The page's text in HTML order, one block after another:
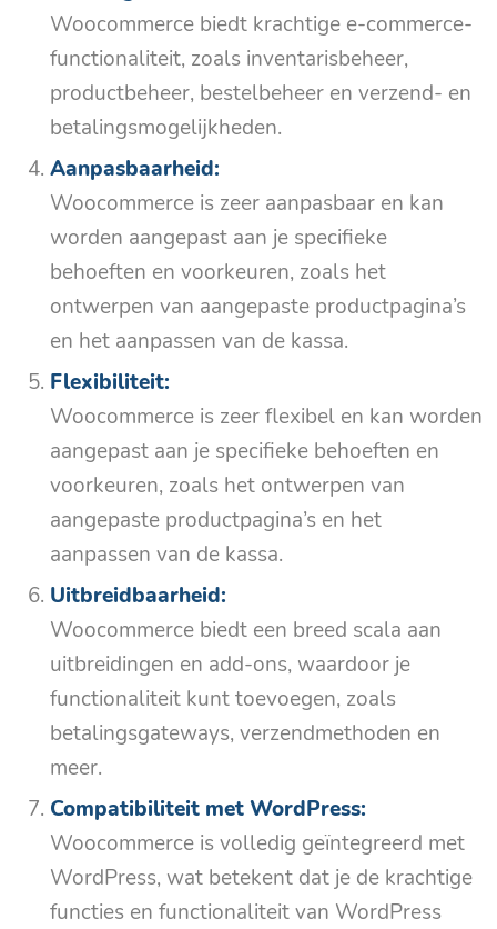
Woocommerce biedt krachtige e-commerce-
functionaliteit, zoals inventarisbeheer,
productbeheer, bestelbeheer en verzend- en
betalingsmogelijkheden.
Aanpasbaarheid:
Woocommerce is zeer aanpasbaar en kan
worden aangepast aan je specifieke
behoeften en voorkeuren, zoals het
ontwerpen van aangepaste productpagina’s
en het aanpassen van de kassa.
Flexibiliteit:
Woocommerce is zeer flexibel en kan worden
aangepast aan je specifieke behoeften en
voorkeuren, zoals het ontwerpen van
aangepaste productpagina’s en het
aanpassen van de kassa.
Uitbreidbaarheid:
Woocommerce biedt een breed scala aan
uitbreidingen en add-ons, waardoor je
functionaliteit kunt toevoegen, zoals
betalingsgateways, verzendmethoden en
meer.
Compatibiliteit met WordPress:
Woocommerce is volledig geïntegreerd met
WordPress, wat betekent dat je de krachtige
functies en functionaliteit van WordPress